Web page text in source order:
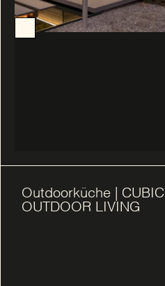
Outdoorküche | CUBIC
OUTDOOR LIVING